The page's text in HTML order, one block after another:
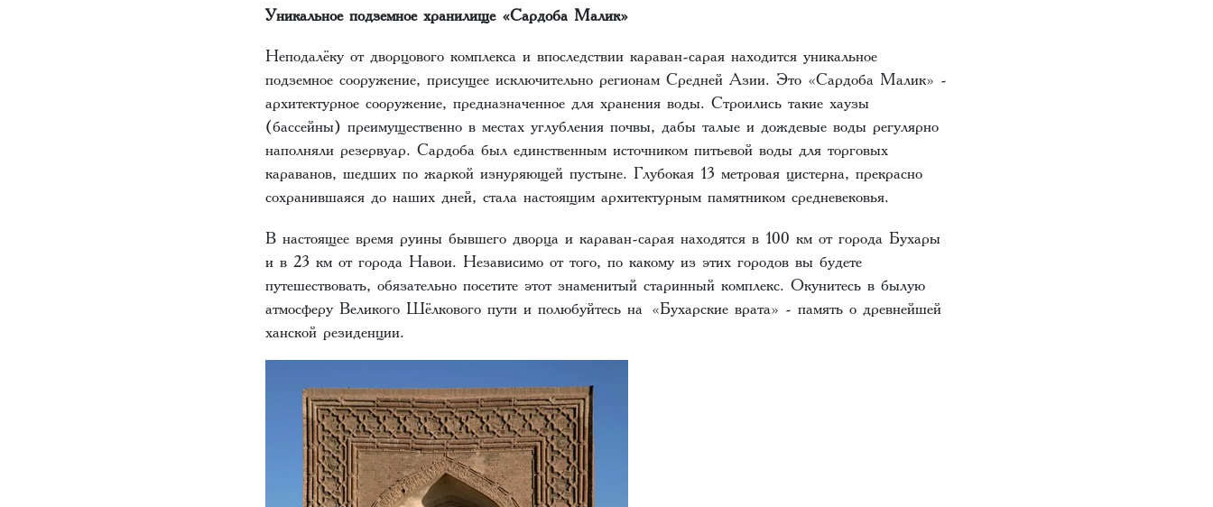
Уникальное подземное хранилище «Сардоба Малик»
Неподалёку от дворцового комплекса и впоследствии караван-сарая находится уникальное
подземное сооружение, присущее исключительно регионам Средней Азии. Это «Сардоба Малик» -
архитектурное сооружение, предназначенное для хранения воды. Строились такие хаузы
(бассейны) преимущественно в местах углубления почвы, дабы талые и дождевые воды регулярно
наполняли резервуар. Сардоба был единственным источником питьевой воды для торговых
караванов, шедших по жаркой изнуряющей пустыне. Глубокая 13 метровая цистерна, прекрасно
сохранившаяся до наших дней, стала настоящим архитектурным памятником средневековья.
В настоящее время руины бывшего дворца и караван-сарая находятся в 100 км от города Бухары
и в 23 км от города Навои. Независимо от того, по какому из этих городов вы будете
путешествовать, обязательно посетите этот знаменитый старинный комплекс. Окунитесь в былую
атмосферу Великого Шёлкового пути и полюбуйтесь на «Бухарские врата» - память о древнейшей
ханской резиденции.